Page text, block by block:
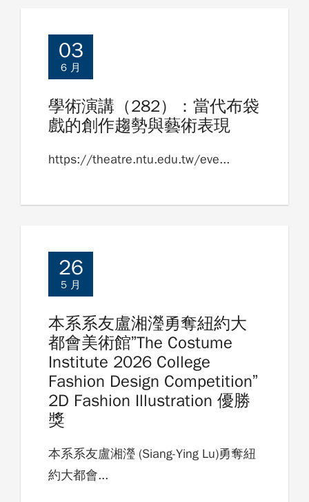
03
6 月
學術演講（282）：當代布袋
戲的創作趨勢與藝術表現
https://theatre.ntu.edu.tw/eve...
26
5 月
本系系友盧湘瀅勇奪紐約大
都會美術館”The Costume
Institute 2026 College
Fashion Design Competition”
2D Fashion Illustration 優勝
獎
本系系友盧湘瀅 (Siang-Ying Lu)勇奪紐
約大都會...